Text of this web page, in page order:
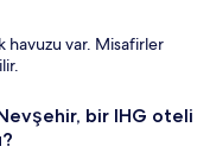
havuzu var. Misafirler
bir IHG oteli